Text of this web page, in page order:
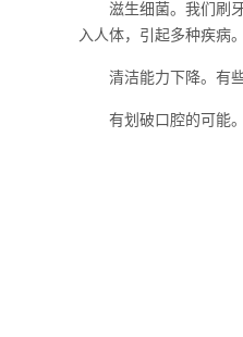
滋生细菌。我们刷牙
入人体，引起多种疾病。
清洁能力下降。有些
有划破口腔的可能。